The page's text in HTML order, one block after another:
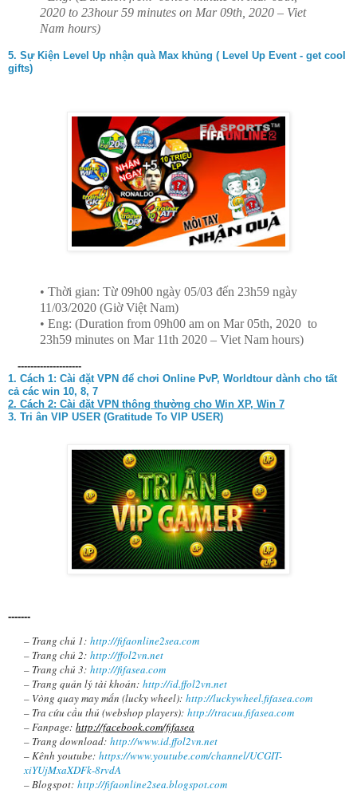
2020 to 23hour 59 minutes on Mar 09th, 2020 – Viet
Nam hours)
5. Sự Kiện Level Up nhận quà Max khủng ( Level Up Event - get cool
gifts)
• Thời gian: Từ 09h00 ngày 05/03 đến 23h59 ngày
11/03/2020 (Giờ Việt Nam)
• Eng: (Duration from 09h00 am on Mar 05th, 2020 to
23h59 minutes on Mar 11th 2020 – Viet Nam hours)
--------------------
1. Cách 1: Cài đặt VPN để chơi Online PvP, Worldtour dành cho tất
cả các win 10, 8, 7
2. Cách 2: Cài đặt VPN thông thường cho Win XP, Win 7
3. Tri ân VIP USER (Gratitude To VIP USER)
-------
– Trang chủ 1: http://fifaonline2sea.com
– Trang chủ 2: http://ffol2vn.net
– Trang chủ 3: http://fifasea.com
– Trang quản lý tài khoản: http://id.ffol2vn.net
– Vòng quay may mắn (lucky wheel): http://luckywheel.fifasea.com
– Tra cứu cầu thủ (webshop players): http://tracuu.fifasea.com
– Fanpage: http://facebook.com/fifasea
– Trang download: http://www.id.ffol2vn.net
– Kênh youtube: https://www.youtube.com/channel/UCGIT-
xiYUjMxaXDFk-8rvdA
– Blogspot: http://fifaonline2sea.blogspot.com